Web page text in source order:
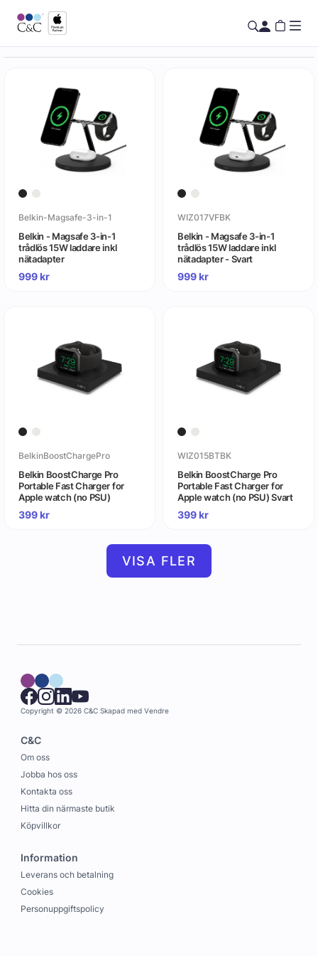
Belkin-Magsafe-3-in-1
Belkin - Magsafe 3-in-1
trådlös 15W laddare inkl
nätadapter
999kr
WIZ017VFBK
Belkin - Magsafe 3-in-1
trådlös 15W laddare inkl
nätadapter - Svart
999kr
BelkinBoostChargePro
Belkin BoostCharge Pro
Portable Fast Charger for
Apple watch (no PSU)
399kr
WIZ015BTBK
Belkin BoostCharge Pro
Portable Fast Charger for
Apple watch (no PSU) Svart
399kr
VISA FLER
Copyright © 2026 C&C Skapad med Vendre
C&C
Om oss
Jobba hos oss
Kontakta oss
Hitta din närmaste butik
Köpvillkor
Information
Leverans och betalning
Cookies
Personuppgiftspolicy